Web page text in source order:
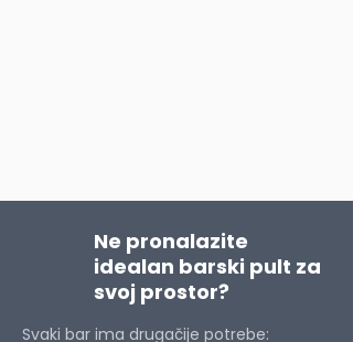
Ne pronalazite
idealan barski pult za
svoj prostor?
Svaki bar ima drugačije potrebe: